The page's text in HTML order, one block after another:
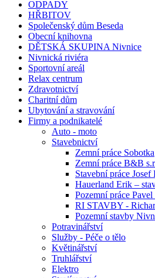
ODPADY
HŘBITOV
Společenský dům Beseda
Obecní knihovna
DĚTSKÁ SKUPINA Nivnice
Nivnická riviéra
Sportovní areál
Relax centrum
Zdravotnictví
Charitní dům
Ubytování a stravování
Firmy a podnikatelé
Auto - moto
Stavebnictví
Zemní práce Sobotka
Zemní práce B&B
Stavební práce
Hauerland Erik –
Pozemní práce
RI STAVBY -
Pozemní stavby
Potravinářství
Služby - Péče o tělo
Květinářství
Truhlářství
Elektro